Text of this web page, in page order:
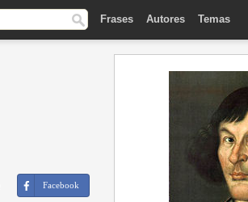
Frases Autores Temas
Facebook